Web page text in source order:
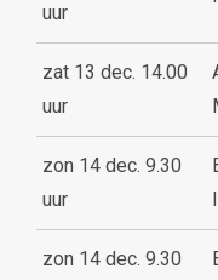
uur
zat 13 dec. 14.00
uur
zon 14 dec. 9.30
uur
zon 14 dec. 9.30